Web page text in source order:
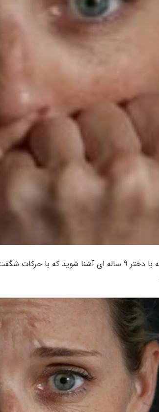
در این مقاله با دختر 9 ساله ای آشنا شوید که